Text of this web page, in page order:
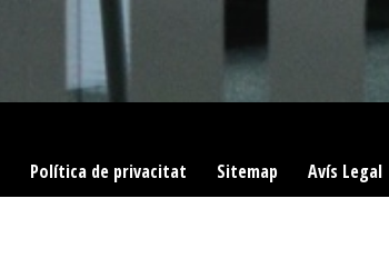
Política de privacitat Sitemap Avís Legal